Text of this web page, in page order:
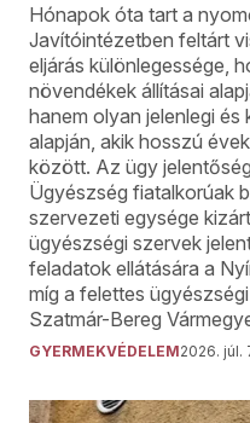
Hónapok óta tart a
Javítóintézetben feltárt
eljárás különlegessége,
növendékek állításai
hanem olyan jelenlegi
alapján, akik hosszú
között. Az ügy
Ügyészség fiatalkorúak
szervezeti egysége
ügyészségi szervek
feladatok ellátására a
míg a felettes
Szatmár-Bereg
GYERMEKVÉDELEM2026. júl.